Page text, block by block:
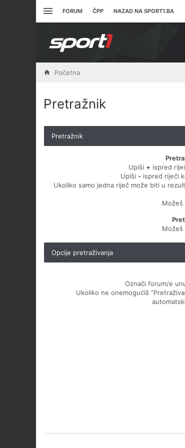
FORUM ČPP NAZAD NA SPORT1.BA
Početna
Pretražnik
Pretražnik
Upiši + ispred
Upiši - ispred riječi
Ukoliko samo jedna riječ može biti u
Možeš
Možeš
Opcije pretraživanja
Označi forum/e
Ukoliko ne onemogućiš